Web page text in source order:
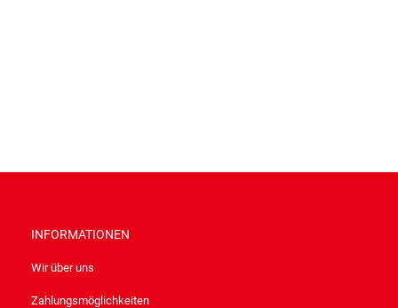
INFORMATIONEN
Wir über uns
Zahlungsmöglichkeiten